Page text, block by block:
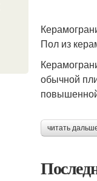
Пол из
обычной
читать